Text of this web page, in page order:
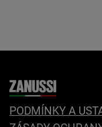
PODMÍNKY A